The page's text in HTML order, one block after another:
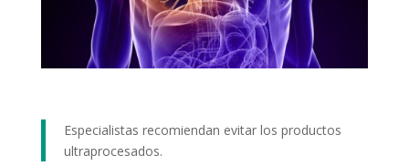
Especialistas recomiendan evitar los productos
ultraprocesados.